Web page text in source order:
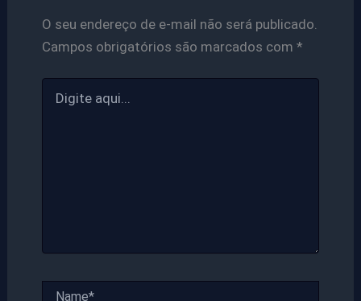
O seu endereço de e-mail não será publicado.
Campos obrigatórios são marcados com *
aqui...